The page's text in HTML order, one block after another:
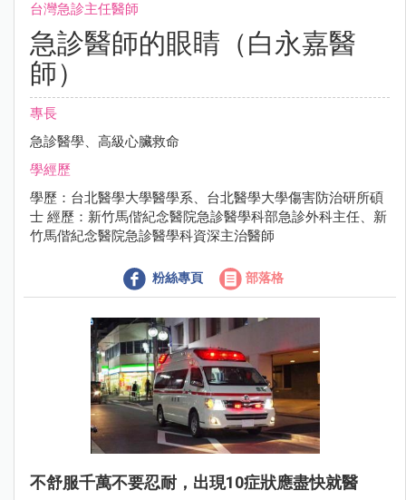
台灣急診主任醫師
急診醫師的眼睛（白永嘉醫
師）
專長
急診醫學、高級心臟救命
學經歷
學歷：台北醫學大學醫學系、台北醫學大學傷害防治研所碩
士 經歷：新竹馬偕紀念醫院急診醫學科部急診外科主任、新
竹馬偕紀念醫院急診醫學科資深主治醫師
粉絲專頁 部落格
不舒服千萬不要忍耐，出現10症狀應盡快就醫